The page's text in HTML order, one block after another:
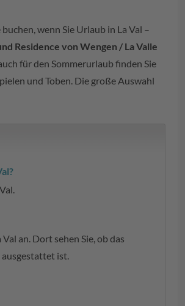
wenn Sie Urlaub in La Val –
Residence von Wengen / La Valle
für den Sommerurlaub finden Sie
und Toben. Die große Auswahl
an. Dort sehen Sie, ob das
ist.